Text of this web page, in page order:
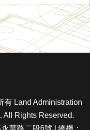
有 Land Administration
All Rights Reserved.
華路二段6號 | 總機：